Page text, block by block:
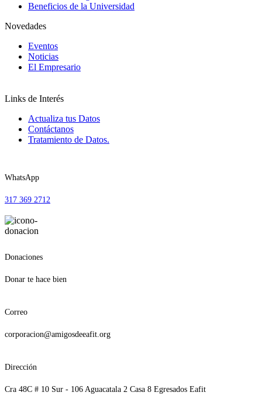
Beneficios de la Universidad
Novedades
Eventos
Noticias
El Empresario
Links de Interés
Actualiza tus Datos
Contáctanos
Tratamiento de Datos.
WhatsApp
317 369 2712
Donaciones
Donar te hace bien
Correo
corporacion@amigosdeeafit.org
Dirección
Cra 48C # 10 Sur - 106 Aguacatala 2 Casa 8 Egresados Eafit